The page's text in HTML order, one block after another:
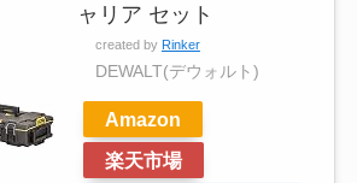
ャリア セット
created by Rinker
DEWALT(デウォルト)
Amazon
楽天市場